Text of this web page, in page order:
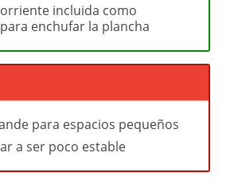
incluida como
enchufar la plancha
para espacios pequeños
a ser poco estable